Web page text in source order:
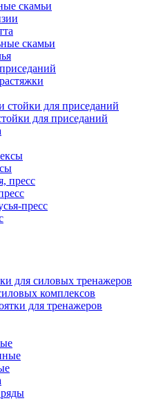
скамьи
скамьи
для приседаний
пресс
для силовых тренажеров
комплексов
для тренажеров